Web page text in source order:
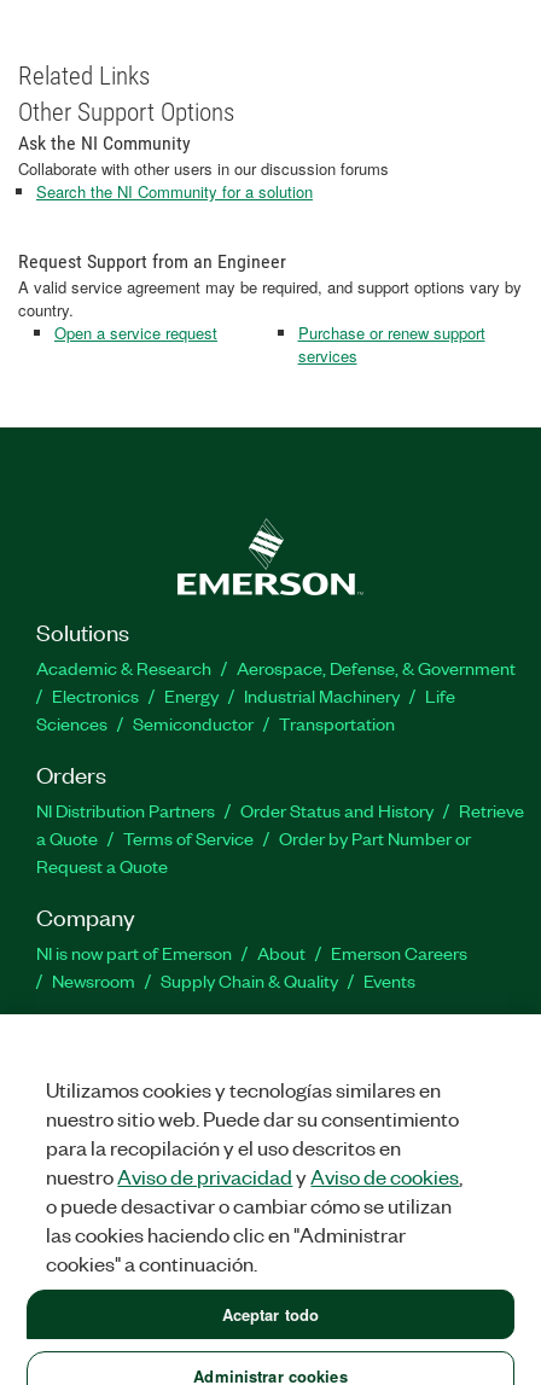
Related Links
Other Support Options
Ask the NI Community
Collaborate with other users in our discussion forums
Search the NI Community for a solution
Request Support from an Engineer
A valid service agreement may be required, and support options vary by
country.
Open a service request
Purchase or renew support
services
Solutions
Academic & Research
Aerospace, Defense, & Government
Electronics
Energy Industrial Machinery
Life
Sciences
Semiconductor Transportation
Orders
NI Distribution Partners Order Status and History
Retrieve
a Quote
Terms of Service
Order by Part Number or
Request a Quote
Company
NI is now part of Emerson About
Emerson Careers
Newsroom
Supply Chain & Quality Events
Activate a Product
Submit a Service Request
Feedback
Facebook
TwitterLinkedIn
United States (English)
LEGAL|IMPRINT|PRIVACY|Administrar cookies
©2026NATIONAL INSTRUMENTS CORP. ALL RIGHTS RESERVED.
Utilizamos cookies y tecnologías similares en
nuestro sitio web. Puede dar su consentimiento
para la recopilación y el uso descritos en
nuestroAviso de privacidadyAviso de cookies
o puede desactivar o cambiar cómo se utilizan
las cookies haciendo clic en "Administrar
cookies" a continuación.
Administrar cookies
Aceptar todo